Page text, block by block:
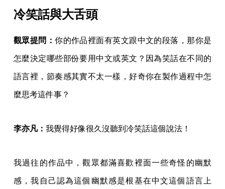
冷笑話與大舌頭
觀眾提問：你的作品裡面有英文跟中文的段落，那你是
怎麼決定哪些部份要用中文或英文？因為笑話在不同的
語言裡，節奏感其實不太一樣，好奇你在製作過程中怎
麼思考這件事？
李亦凡： 我覺得好像很久沒聽到冷笑話這個說法！
我過往的作品中，觀眾都滿喜歡裡面一些奇怪的幽默
感，我自己認為這個幽默感是根基在中文這個語言上